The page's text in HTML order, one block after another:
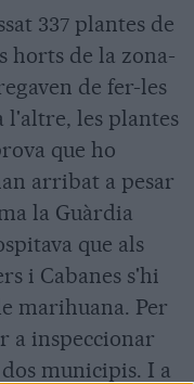
337 plantes de
horts de la zona-
de fer-les
l'altre, les plantes
que ho
arribat a pesar
la Guàrdia
que als
i Cabanes s'hi
marihuana. Per
a inspeccionar
municipis. I a